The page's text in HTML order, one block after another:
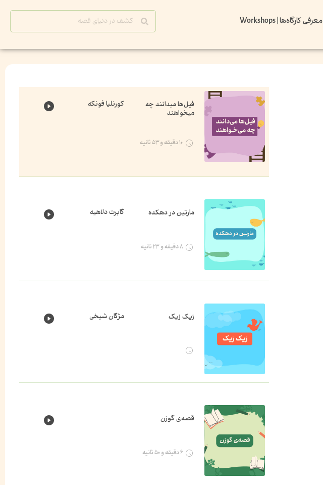
معرفی کارگاه‌ها | Workshops
فیل‌ها میدانند چه
میخواهند
کورنلیا فونکه
۱۰ دقیقه و ۵۳ ثانیه
مارتین در دهکده گابرت دلاهیه
۸ دقیقه و ۲۳ ثانیه
زیک زیک مژگان شیخی
قصه‌ی گوزن
۶ دقیقه و ۵۰ ثانیه